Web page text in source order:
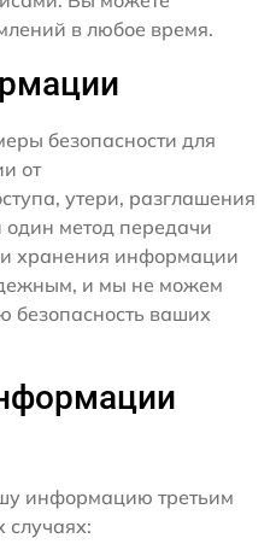
в любое время.
безопасности для
от
утери, разглашения
метод передачи
хранения информации
и мы не можем
безопасность ваших
информацию третьим
случаях: